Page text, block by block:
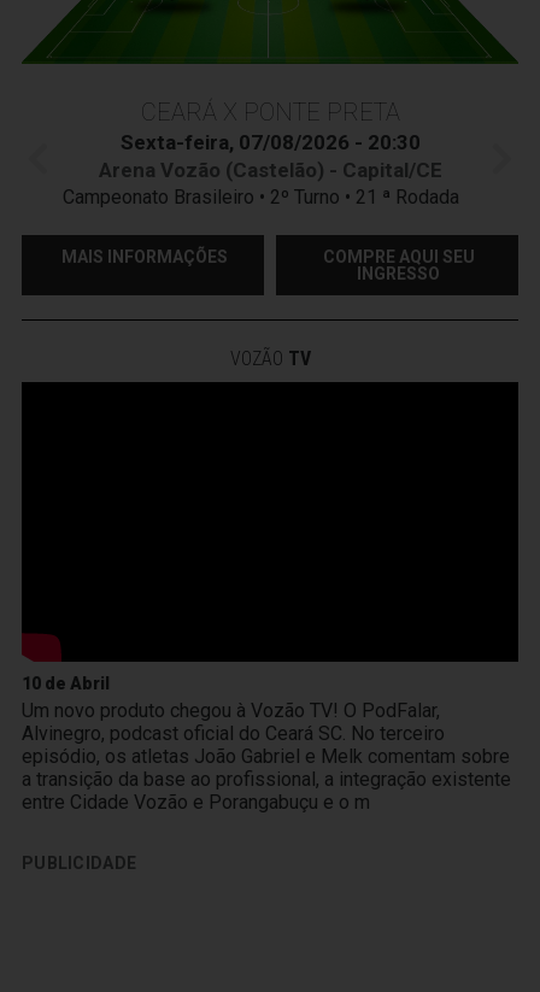
CEARÁ X PONTE PRETA
Sexta-feira, 07/08/2026 - 20:30
Arena Vozão (Castelão) - Capital/CE
Campeonato Brasileiro • 2º Turno • 21 ª Rodada
MAIS INFORMAÇÕES
COMPRE AQUI SEU
INGRESSO
VOZÃO TV
10 de Abril
Um novo produto chegou à Vozão TV! O PodFalar,
Alvinegro, podcast oficial do Ceará SC. No terceiro
episódio, os atletas João Gabriel e Melk comentam sobre
a transição da base ao profissional, a integração existente
entre Cidade Vozão e Porangabuçu e o m
PUBLICIDADE